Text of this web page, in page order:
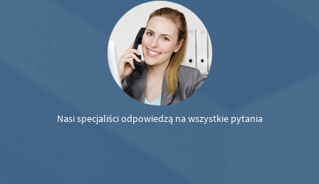
Nasi specjaliści odpowiedzą na wszystkie pytania